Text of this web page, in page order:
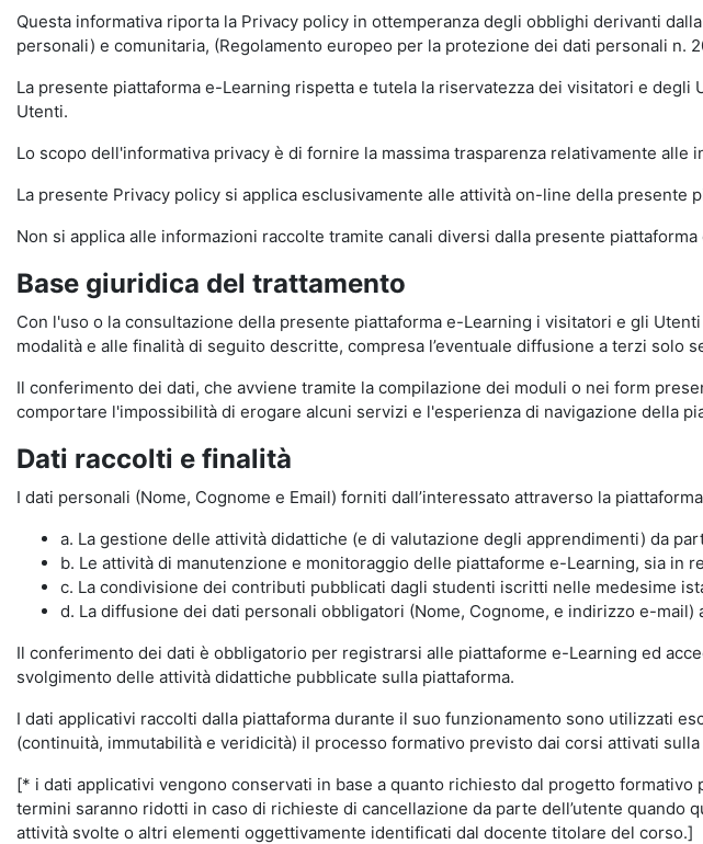
Questa informativa riporta la Privacy policy in ottemperanza degli obblighi derivanti
personali) e comunitaria, (Regolamento europeo per la protezione dei dati personali n.
La presente piattaforma e-Learning rispetta e tutela la riservatezza dei visitatori e
Utenti.
Lo scopo dell'informativa privacy è di fornire la massima trasparenza relativamente
La presente Privacy policy si applica esclusivamente alle attività on-line della
Non si applica alle informazioni raccolte tramite canali diversi dalla presente
Base giuridica del trattamento
Con l'uso o la consultazione della presente piattaforma e-Learning i visitatori e gli
modalità e alle finalità di seguito descritte, compresa l’eventuale diffusione a terzi solo
Il conferimento dei dati, che avviene tramite la compilazione dei moduli o nei form
comportare l'impossibilità di erogare alcuni servizi e l'esperienza di navigazione della
Dati raccolti e finalità
I dati personali (Nome, Cognome e Email) forniti dall’interessato attraverso la
a. La gestione delle attività didattiche (e di valutazione degli apprendimenti) da
b. Le attività di manutenzione e monitoraggio delle piattaforme e-Learning, sia in
c. La condivisione dei contributi pubblicati dagli studenti iscritti nelle medesime
d. La diffusione dei dati personali obbligatori (Nome, Cognome, e indirizzo e-
Il conferimento dei dati è obbligatorio per registrarsi alle piattaforme e-Learning ed
svolgimento delle attività didattiche pubblicate sulla piattaforma.
I dati applicativi raccolti dalla piattaforma durante il suo funzionamento sono utilizzati
(continuità, immutabilità e veridicità) il processo formativo previsto dai corsi attivati
[* i dati applicativi vengono conservati in base a quanto richiesto dal progetto
termini saranno ridotti in caso di richieste di cancellazione da parte dell’utente
attività svolte o altri elementi oggettivamente identificati dal docente titolare del corso.]